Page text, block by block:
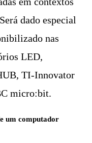
dado especial
nas
LED,
TI-Innovator
micro:bit.
um computador